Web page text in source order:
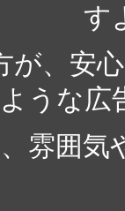
す
が、安
うな広
雰囲